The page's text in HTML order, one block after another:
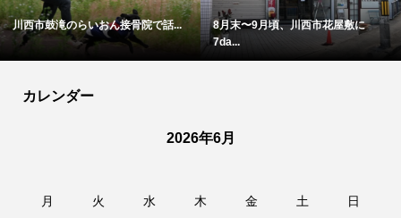
川西市鼓滝のらいおん接骨院で話...
8月末〜9月頃、川西市花屋敷に
7da...
カレンダー
2026年6月
月 火 水 木 金 土 日